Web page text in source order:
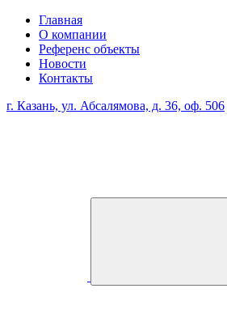
Главная
О компании
Референс объекты
Новости
Контакты
г. Казань, ул. Абсалямова, д. 36, оф. 506